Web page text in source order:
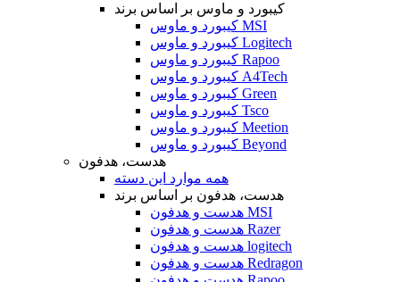
کیبورد و ماوس بر اساس برند
کیبورد و ماوس MSI
کیبورد و ماوس Logitech
کیبورد و ماوس Rapoo
کیبورد و ماوس A4Tech
کیبورد و ماوس Green
کیبورد و ماوس Tsco
کیبورد و ماوس Meetion
کیبورد و ماوس Beyond
هدست، هدفون
همه موارد این دسته
هدست، هدفون بر اساس برند
هدست و هدفون MSI
هدست و هدفون Razer
هدست و هدفون logitech
هدست و هدفون Redragon